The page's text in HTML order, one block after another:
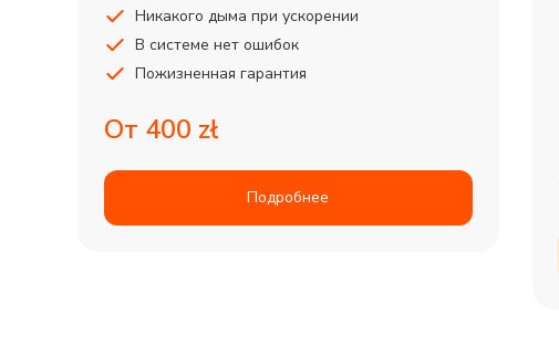
Никакого дыма при ускорении
В системе нет ошибок
Пожизненная гарантия
От 400 zł
Подробнее